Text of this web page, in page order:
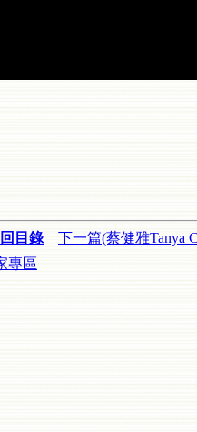
回目錄
下一篇(蔡健雅Tanya
專區